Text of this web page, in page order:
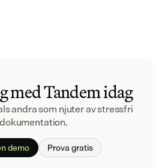
med Tandem idag
andra som njuter av stressfri
dokumentation.
demo Prova gratis